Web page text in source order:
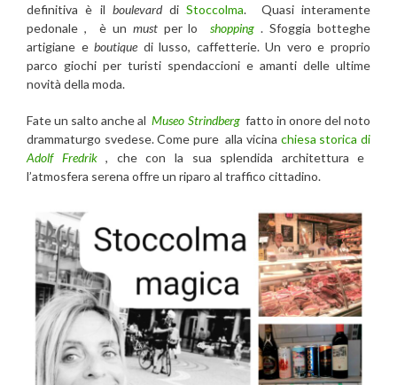
definitiva è il boulevard diStoccolma. Quasi interamente
pedonale , è un must per loshopping . Sfoggia botteghe
artigiane eboutique di lusso, caffetterie. Un vero e proprio
parco giochi per turisti spendaccioni e amanti delle ultime
novità della moda.
Fate un salto anche alMuseo Strindbergfatto in onore del noto
drammaturgo svedese. Come pure alla vicina chiesa storica di
Adolf Fredrik, che con la sua splendida architettura e
l’atmosfera serena offre un riparo al traffico cittadino.